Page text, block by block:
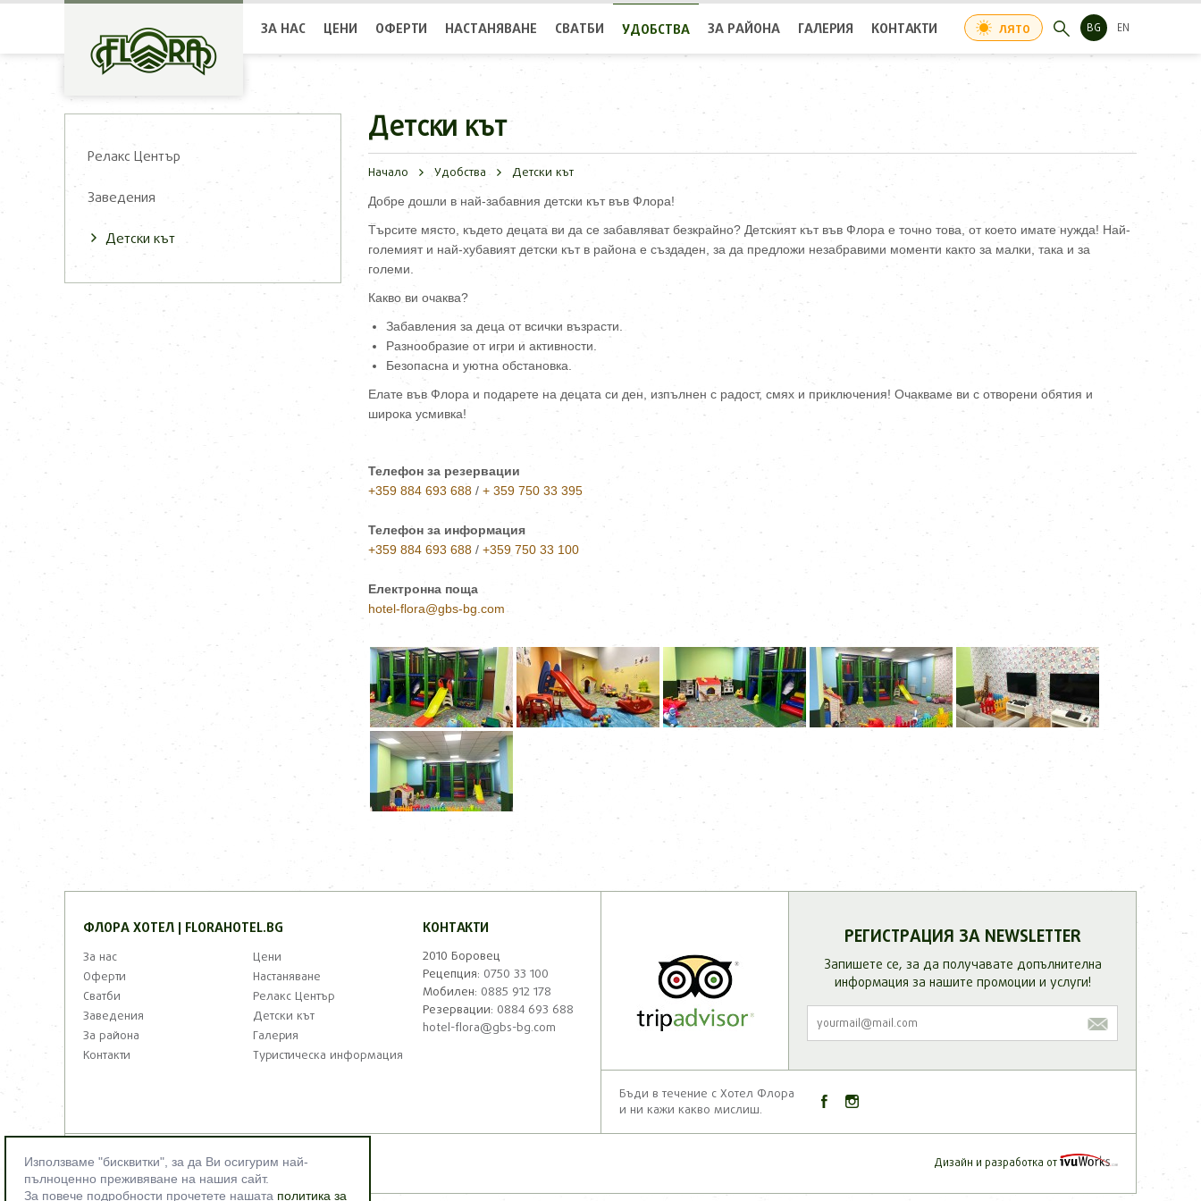
ЗА НАС ЦЕНИ ОФЕРТИ НАСТАНЯВАНЕ СВАТБИ УДОБСТВА ЗА РАЙОНА ГАЛЕРИЯ КОНТАКТИ ЛЯТО BG EN
Релакс Център
Заведения
Детски кът
Детски кът
Начало Удобства Детски кът
Добре дошли в най-забавния детски кът във Флора!
Търсите място, където децата ви да се забавляват безкрайно? Детският кът във Флора е точно това, от което имате нужда! Най-
големият и най-хубавият детски кът в района е създаден, за да предложи незабравими моменти както за малки, така и за
големи.
Какво ви очаква?
Забавления за деца от всички възрасти.
Разнообразие от игри и активности.
Безопасна и уютна обстановка.
Елате във Флора и подарете на децата си ден, изпълнен с радост, смях и приключения! Очакваме ви с отворени обятия и
широка усмивка!
Телефон за резервации
+359 884 693 688 / + 359 750 33 395
Телефон за информация
+359 884 693 688 / +359 750 33 100
Електронна поща
hotel-flora@gbs-bg.com
ФЛОРА ХОТЕЛ | FLORAHOTEL.BG
За нас
Цени
Оферти
Настаняване
Сватби
Релакс Център
Заведения
Детски кът
За района
Галерия
Контакти
Туристическа информация
КОНТАКТИ
2010 Боровец
Рецепция: 0750 33 100
Мобилен: 0885 912 178
Резервации: 0884 693 688
hotel-flora@gbs-bg.com
РЕГИСТРАЦИЯ ЗА NEWSLETTER
Запишете се, за да получавате допълнителнa
информация за нашите промоции и услуги!
Бъди в течение с Хотел Флора
и ни кажи какво мислиш.
©2012 - 2026 Florahotel.bg. All right reserved! Дизайн и разработка от
Използваме "бисквитки", за да Ви осигурим най-
пълноценно преживяване на нашия сайт.
За повече подробности прочетете нашата политика за